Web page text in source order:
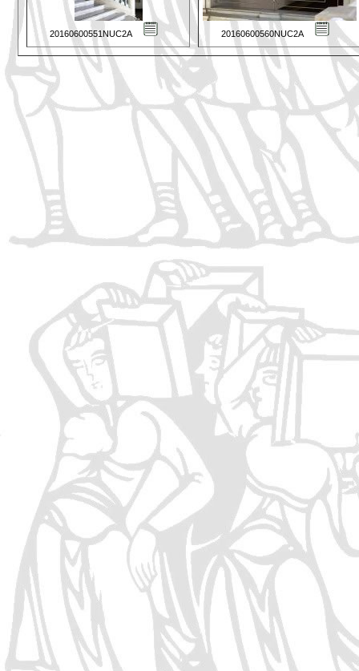
20160600551NUC2A 20160600560NUC2A